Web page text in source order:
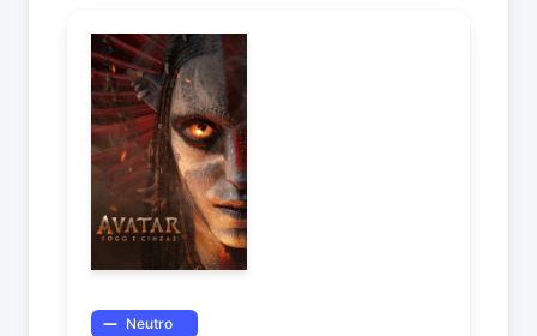
Neutro